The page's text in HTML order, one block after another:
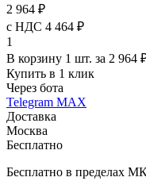
2 964 ₽
с НДС 4 464 ₽
1
В корзину 1 шт. за 2 964
Купить в 1 клик
Через бота
Telegram MAX
Доставка
Москва
Бесплатно
Бесплатно в пределах